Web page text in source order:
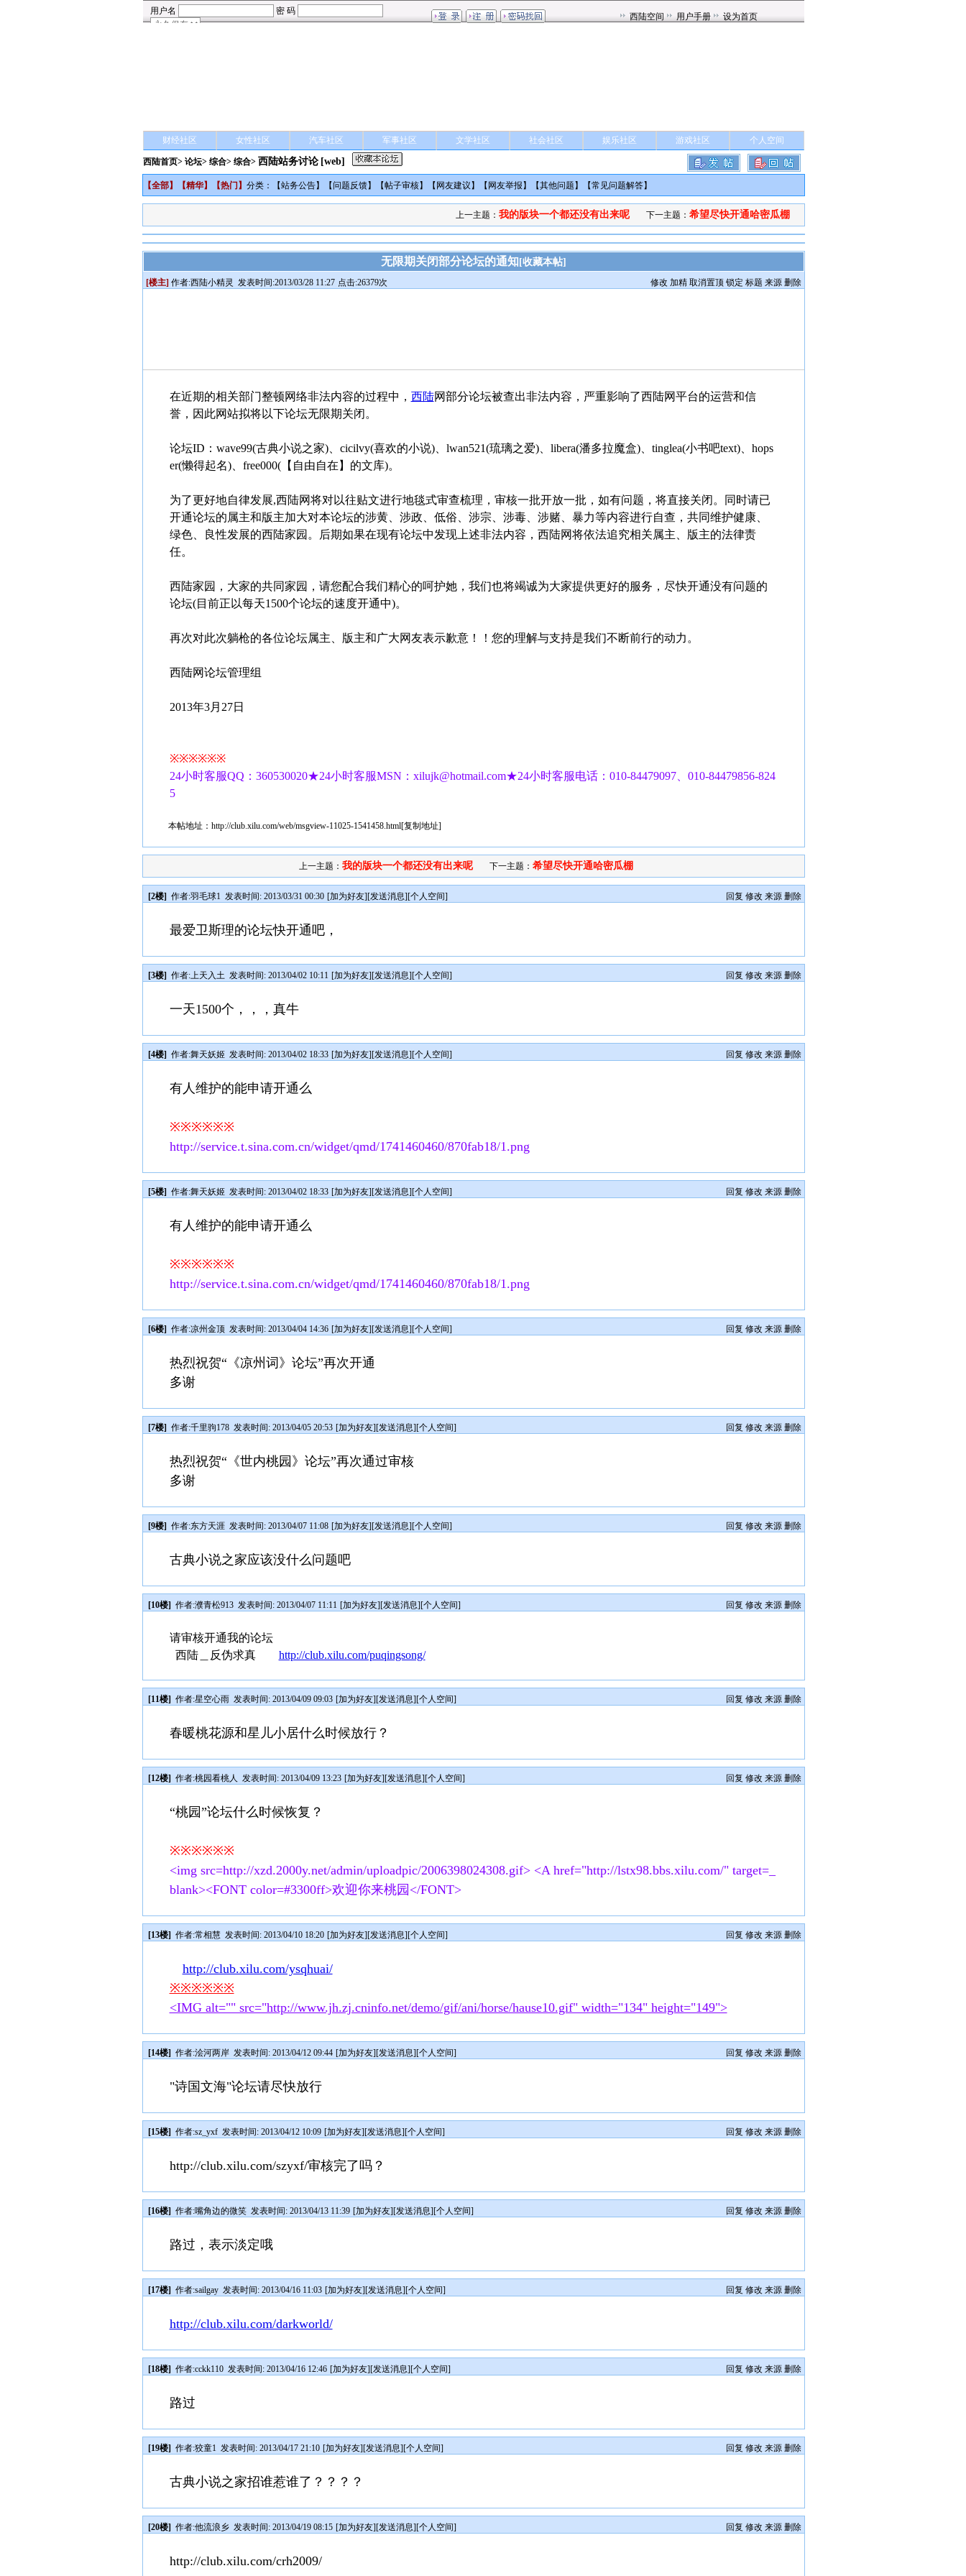
财经社区 女性社区 汽车社区 军事社区 文学社区 社会社区 娱乐社区 游戏社区 个人空间
西陆首页> 论坛> 综合> 综合> 西陆站务讨论 [web]
【全部】【精华】【热门 】 分类：【站务公告】【问题反馈】【帖子审核】【 网友建议 】【 网友举报 】【其他问题 】【常见问题解答】
上一主题： 我的版块一个都还没有出来呢 下一主题： 希望尽快开通哈密瓜棚
无限期关闭部分论坛的通知 [收藏本帖]
[楼主] 作者:西陆小精灵 发表时间:2013/03/28 11:27 修改 加精 取消置顶 锁定 标题 来源 删除
点击:26379次
在近期的相关部门整顿网络非法内容的过程中， 西陆网部分论坛被查出非法内容，严重影响了西陆网平台的运营和信
誉，因此网站拟将以下论坛无限期关闭。
论坛ID：wave99(古典小说之家)、cicilvy(喜欢的小说)、lwan521(琉璃之爱)、libera(潘多拉魔盒)、tinglea(小书吧text)、hops
er(懒得起名)、free000(【自由自在】的文库)。
为了更好地自律发展,西陆网将对以往贴文进行地毯式审查梳理，审核一批开放一批，如有问题，将直接关闭。同时请已
开通论坛的属主和版主加大对本论坛的涉黄、涉政、低俗、涉宗、涉毒、涉赌、暴力等内容进行自查，共同维护健康、
绿色、良性发展的西陆家园。后期如果在现有论坛中发现上述非法内容，西陆网将依法追究相关属主、版主的法律责
任。
西陆家园，大家的共同家园，请您配合我们精心的呵护她，我们也将竭诚为大家提供更好的服务，尽快开通没有问题的
论坛(目前正以每天1500个论坛的速度开通中)。
再次对此次躺枪的各位论坛属主、版主和广大网友表示歉意！！您的理解与支持是我们不断前行的动力。
西陆网论坛管理组
2013年3月27日
※※※※※※
24小时客服QQ：360530020★24小时客服MSN：xilujk@hotmail.com★24小时客服电话：010-84479097、010-84479856-824
5
本帖地址： http://club.xilu.com/web/msgview-11025-1541458.html[复制地址]
上一主题：我的版块一个都还没有出来呢 下一主题：希望尽快开通哈密瓜棚
[2楼] 作者:羽毛球1 发表时间: 2013/03/31 00:30 [加为好友][发送消息][个人空间] 回复 修改 来源 删除
最爱卫斯理的论坛快开通吧，
[3楼] 作者:上天入土 发表时间: 2013/04/02 10:11 [加为好友][发送消息][个人空间] 回复 修改 来源 删除
一天1500个，，，真牛
[4楼] 作者:舞天妖姬 发表时间: 2013/04/02 18:33 [加为好友][发送消息][个人空间] 回复 修改 来源 删除
有人维护的能申请开通么
※※※※※※
http://service.t.sina.com.cn/widget/qmd/1741460460/870fab18/1.png
[5楼] 作者:舞天妖姬 发表时间: 2013/04/02 18:33 [加为好友][发送消息][个人空间] 回复 修改 来源 删除
有人维护的能申请开通么
※※※※※※
http://service.t.sina.com.cn/widget/qmd/1741460460/870fab18/1.png
[6楼] 作者:凉州金顶 发表时间: 2013/04/04 14:36 [加为好友][发送消息][个人空间] 回复 修改 来源 删除
热烈祝贺“《凉州词》论坛”再次开通
多谢
[7楼] 作者:千里驹178 发表时间: 2013/04/05 20:53 [加为好友][发送消息][个人空间] 回复 修改 来源 删除
热烈祝贺“《世内桃园》论坛”再次通过审核
多谢
[9楼] 作者:东方天涯 发表时间: 2013/04/07 11:08 [加为好友][发送消息][个人空间] 回复 修改 来源 删除
古典小说之家应该没什么问题吧
[10楼] 作者:濮青松913 发表时间: 2013/04/07 11:11 [加为好友][发送消息][个人空间] 回复 修改 来源 删除
请审核开通我的论坛
西陆＿反伪求真 http://club.xilu.com/puqingsong/
[11楼] 作者:星空心雨 发表时间: 2013/04/09 09:03 [加为好友][发送消息][个人空间] 回复 修改 来源 删除
春暖桃花源和星儿小居什么时候放行？
[12楼] 作者:桃园看桃人 发表时间: 2013/04/09 13:23 [加为好友][发送消息][个人空间] 回复 修改 来源 删除
“桃园”论坛什么时候恢复？
※※※※※※
<img src=http://xzd.2000y.net/admin/uploadpic/2006398024308.gif> <A href="http://lstx98.bbs.xilu.com/" target=_
blank><FONT color=#3300ff>欢迎你来桃园</FONT>
[13楼] 作者:常相慧 发表时间: 2013/04/10 18:20 [加为好友][发送消息][个人空间] 回复 修改 来源 删除
http://club.xilu.com/ysqhuai/
※※※※※※
<IMG alt="" src="http://www.jh.zj.cninfo.net/demo/gif/ani/horse/hause10.gif" width="134" height="149">
[14楼] 作者:浍河两岸 发表时间: 2013/04/12 09:44 [加为好友][发送消息][个人空间] 回复 修改 来源 删除
"诗国文海"论坛请尽快放行
[15楼] 作者:sz_yxf 发表时间: 2013/04/12 10:09 [加为好友][发送消息][个人空间] 回复 修改 来源 删除
http://club.xilu.com/szyxf/审核完了吗？
[16楼] 作者:嘴角边的微笑 发表时间: 2013/04/13 11:39 [加为好友][发送消息][个人空间] 回复 修改 来源 删除
路过，表示淡定哦
[17楼] 作者:sailgay 发表时间: 2013/04/16 11:03 [加为好友][发送消息][个人空间] 回复 修改 来源 删除
http://club.xilu.com/darkworld/
[18楼] 作者:cckk110 发表时间: 2013/04/16 12:46 [加为好友][发送消息][个人空间] 回复 修改 来源 删除
路过
[19楼] 作者:狡童1 发表时间: 2013/04/17 21:10 [加为好友][发送消息][个人空间] 回复 修改 来源 删除
古典小说之家招谁惹谁了？？？？
[20楼] 作者:他流浪乡 发表时间: 2013/04/19 08:15 [加为好友][发送消息][个人空间] 回复 修改 来源 删除
http://club.xilu.com/crh2009/